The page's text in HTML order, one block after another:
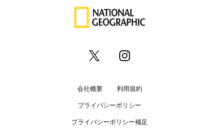
会社概要 利用規約
プライバシーポリシー
プライバシーポリシー補足